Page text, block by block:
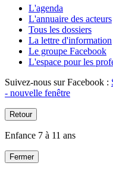
L'agenda
L'annuaire des acteurs
Tous les dossiers
La lettre d'information
Le groupe Facebook
L'espace pour les
Suivez-nous sur Facebook :
- nouvelle fenêtre
Retour
Enfance 7 à 11 ans
Fermer